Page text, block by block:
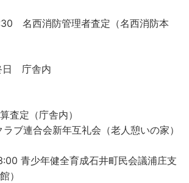
名西消防管理者査定（名西消防本
庁舎内
定（庁舎内）
ブ連合会新年互礼会（老人憩いの家）
青少年健全育成石井町民会議浦庄支
）